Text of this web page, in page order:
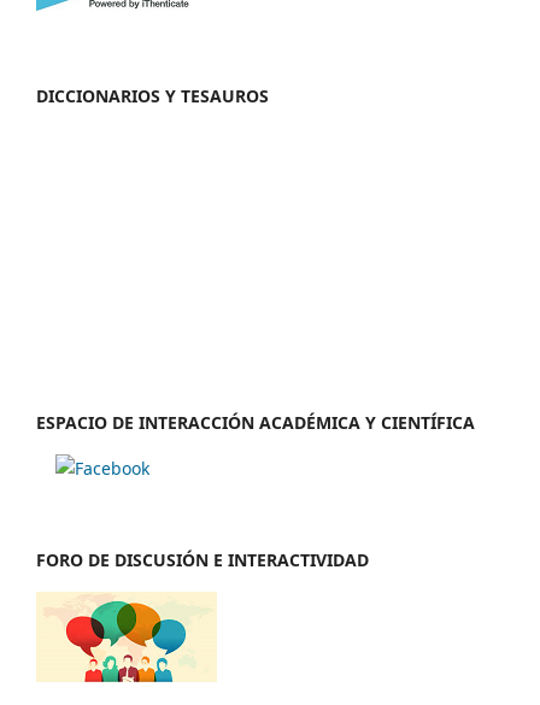
DICCIONARIOS Y TESAUROS
ESPACIO DE INTERACCIÓN ACADÉMICA Y CIENTÍFICA
FORO DE DISCUSIÓN E INTERACTIVIDAD